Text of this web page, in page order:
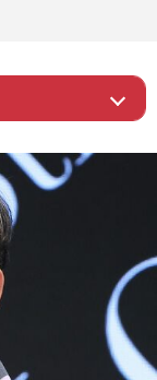
ットに違和
るよね